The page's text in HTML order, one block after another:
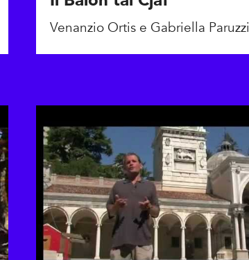
Venanzio Ortis e Gabriella Paruzzi